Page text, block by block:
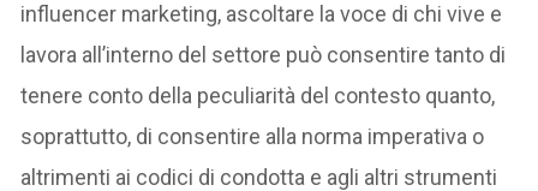
influencer marketing, ascoltare la voce di chi vive e
lavora all’interno del settore può consentire tanto di
tenere conto della peculiarità del contesto quanto,
soprattutto, di consentire alla norma imperativa o
altrimenti ai codici di condotta e agli altri strumenti